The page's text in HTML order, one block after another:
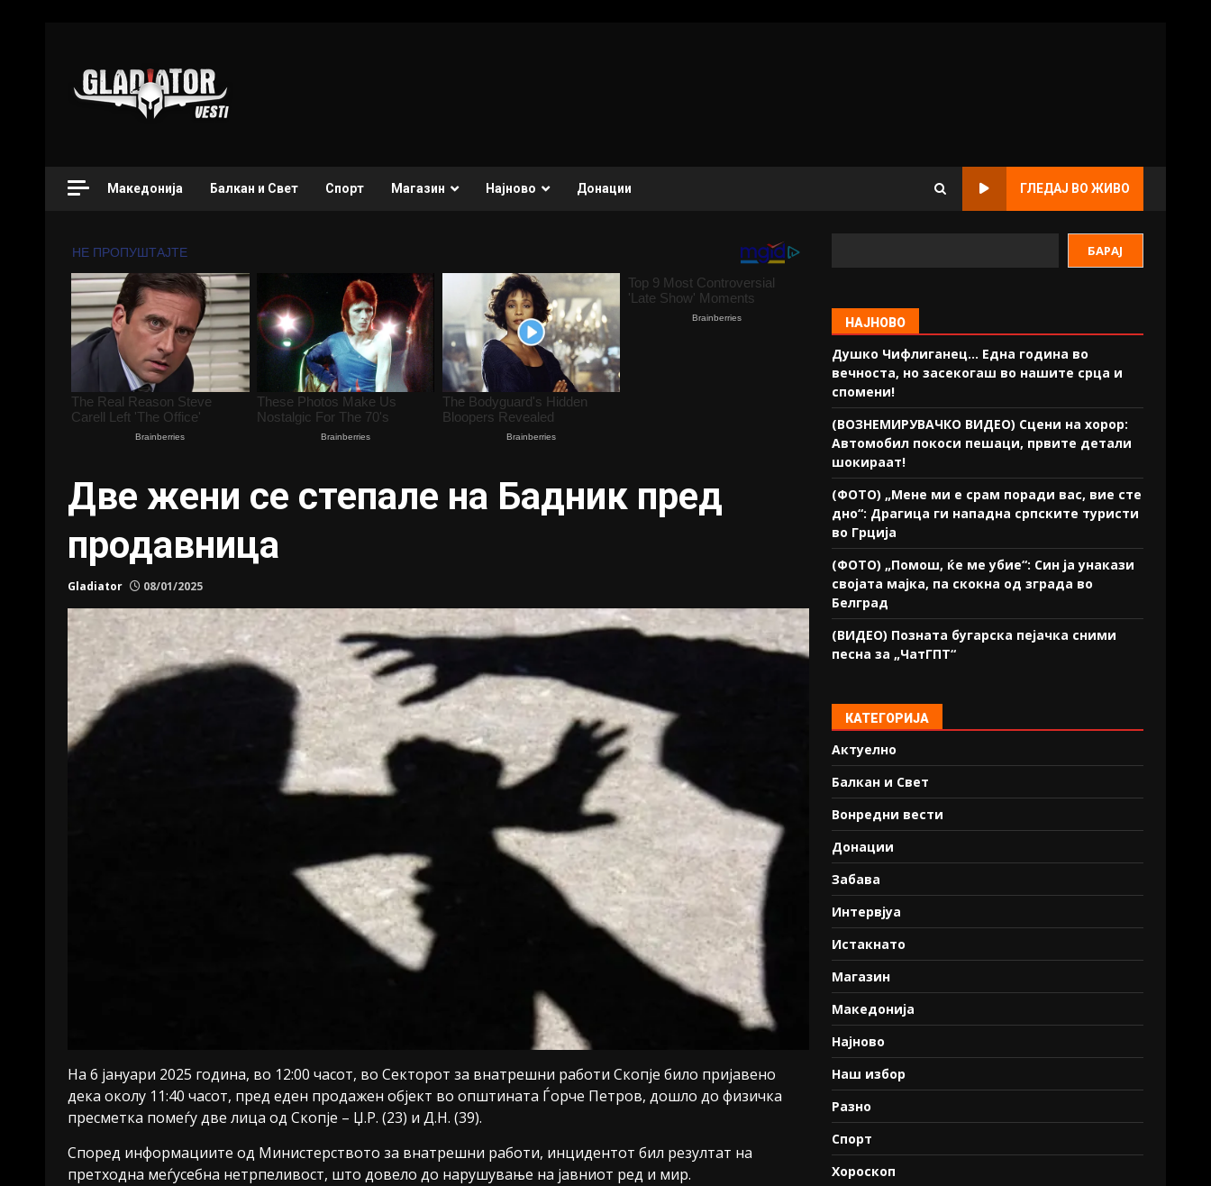
Македонија Балкан и Свет Спорт Магазин Најново Донации ГЛЕДАЈ ВО ЖИВО
Две жени се степале на Бадник пред
продавница
Gladiator 08/01/2025
На 6 јануари 2025 година, во 12:00 часот, во Секторот за внатрешни работи Скопје било пријавено
дека околу 11:40 часот, пред еден продажен објект во општината Ѓорче Петров, дошло до физичка
пресметка помеѓу две лица од Скопје – Џ.Р. (23) и Д.Н. (39).
Според информациите од Министерството за внатрешни работи, инцидентот бил резултат на
претходна меѓусебна нетрпеливост, што довело до нарушување на јавниот ред и мир.
БАРАЈ
НАЈНОВО
Душко Чифлиганец… Eдна година во
вечноста, но засекогаш во нашите срца и
спомени!
(ВОЗНЕМИРУВАЧКО ВИДЕО) Сцени на хорор:
Автомобил покоси пешаци, првите детали
шокираат!
(ФОТО) „Мене ми е срам поради вас, вие сте
дно“: Драгица ги нападна српските туристи
во Грција
(ФОТО) „Помош, ќе ме убие“: Син ја унакази
својата мајка, па скокна од зграда во
Белград
(ВИДЕО) Позната бугарска пејачка сними
песна за „ЧатГПТ“
КАТЕГОРИЈА
Актуелно
Балкан и Свет
Вонредни вести
Донации
Забава
Интервјуа
Истакнато
Магазин
Македонија
Најново
Наш избор
Разно
Спорт
Хороскоп